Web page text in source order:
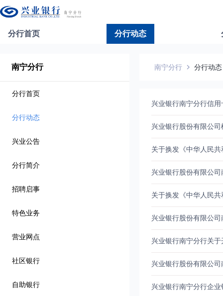
分行首页 分行动态
南宁分行
分行首页
分行动态
兴业公告
分行简介
招聘启事
特色业务
营业网点
社区银行
自助银行
南宁分行 分行动态
兴业银行南宁分行信
兴业银行股份有限公
关于换发《中华人民
兴业银行股份有限公
关于换发《中华人民
兴业银行股份有限公
兴业银行南宁分行关
兴业银行股份有限公
兴业银行南宁分行企